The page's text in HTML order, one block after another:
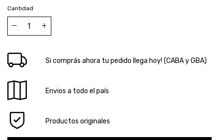
Cantidad
Si comprás ahora tu pedido llega hoy! (CABA y GBA)
Envios a todo el país
Productos originales